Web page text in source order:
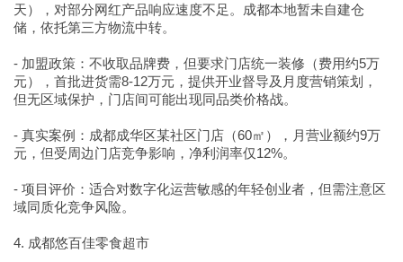
天），对部分网红产品响应速度不足。成都本地暂未自建仓
储，依托第三方物流中转。
- 加盟政策：不收取品牌费，但要求门店统一装修（费用约5万
元），首批进货需8-12万元，提供开业督导及月度营销策划，
但无区域保护，门店间可能出现同品类价格战。
- 真实案例：成都成华区某社区门店（60㎡），月营业额约9万
元，但受周边门店竞争影响，净利润率仅12%。
- 项目评价：适合对数字化运营敏感的年轻创业者，但需注意区
域同质化竞争风险。
4. 成都悠百佳零食超市